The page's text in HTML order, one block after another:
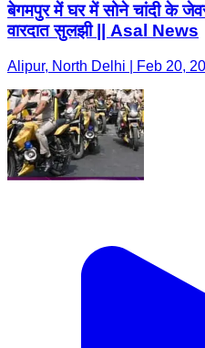
बेगमपुर में घर में सोने चांदी के
वारदात सुलझी || Asal News
Alipur, North Delhi | Feb 20,